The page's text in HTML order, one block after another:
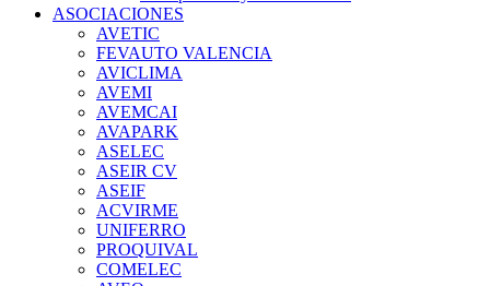
ASOCIACIONES
AVETIC
FEVAUTO VALENCIA
AVICLIMA
AVEMI
AVEMCAI
AVAPARK
ASELEC
ASEIR CV
ASEIF
ACVIRME
UNIFERRO
PROQUIVAL
COMELEC